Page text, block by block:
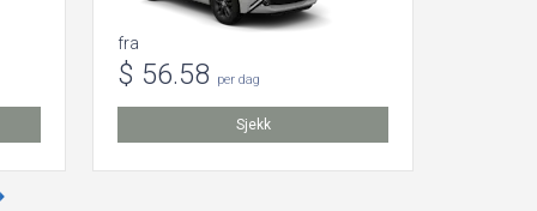
fra
$ 56.58 per dag
Sjekk